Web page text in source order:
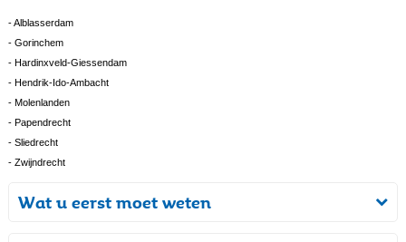
- Alblasserdam
- Gorinchem
- Hardinxveld-Giessendam
- Hendrik-Ido-Ambacht
- Molenlanden
- Papendrecht
- Sliedrecht
- Zwijndrecht
Wat u eerst moet weten